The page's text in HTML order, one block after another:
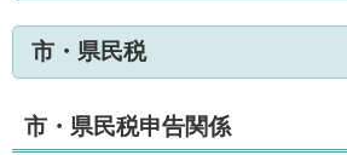
市・県民税
市・県民税申告関係